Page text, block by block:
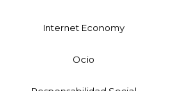
Internet Economy
Ocio